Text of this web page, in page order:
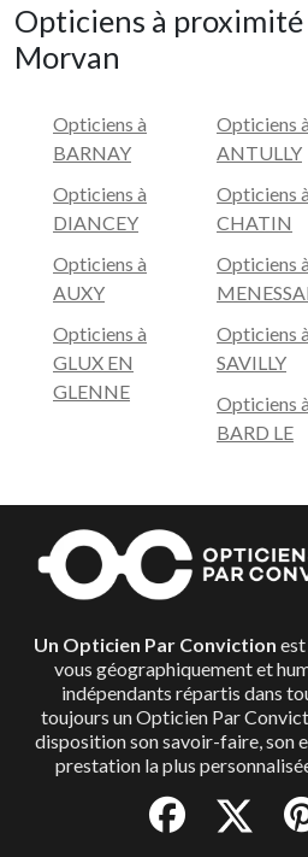
Opticiens à proximité
Morvan
Opticiens à
BARNAY
Opticiens à
DIANCEY
Opticiens à
AUXY
Opticiens à
GLUX EN
GLENNE
Opticiens à
ANTULLY
Opticiens à
CHATIN
Opticiens à
Opticiens à
SAVILLY
Opticiens à
BARD LE
Un Opticien Par Conviction
vous géographiquement et
indépendants répartis dans
toujours un Opticien Par
disposition son savoir-faire, son
prestation la plus